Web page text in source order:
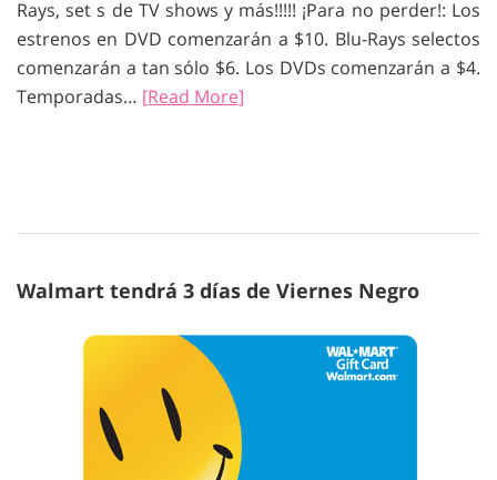
Rays, set s de TV shows y más!!!!! ¡Para no perder!: Los
estrenos en DVD comenzarán a $10. Blu-Rays selectos
comenzarán a tan sólo $6. Los DVDs comenzarán a $4.
Temporadas… [Read More]
Walmart tendrá 3 días de Viernes Negro